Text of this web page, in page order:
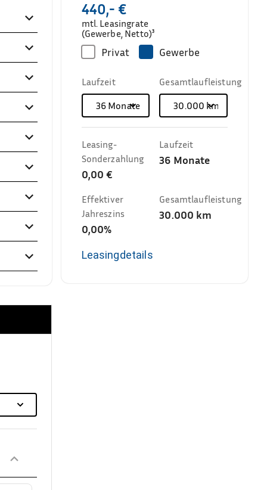
440,- €
mtl. Leasingrate
(Gewerbe, Netto)³
Privat Gewerbe
Laufzeit
36Monate
Gesamtlaufleistung
30.000 km
Leasing-
Sonderzahlung
0,00 €
Laufzeit
36 Monate
Effektiver
Jahreszins
0,00%
Gesamtlaufleistung
30.000 km
Leasingdetails